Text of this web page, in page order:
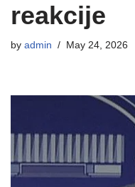
reakcije
by admin May 24, 2026